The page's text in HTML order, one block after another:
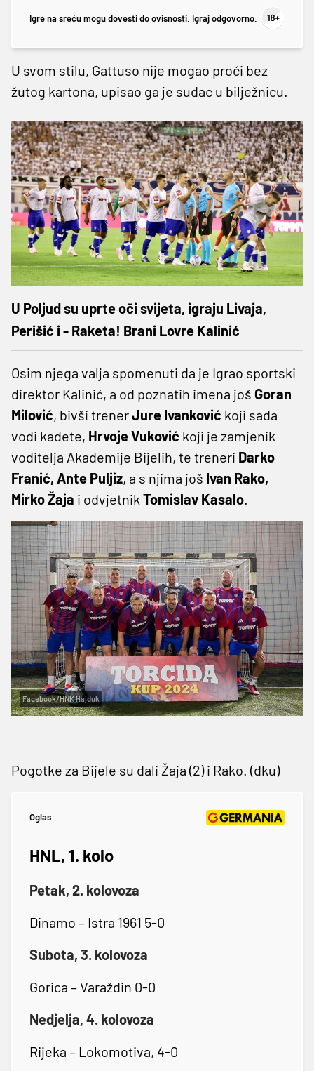
Igre na sreću mogu dovesti do ovisnosti. Igraj odgovorno.
U svom stilu, Gattuso nije mogao proći bez
žutog kartona, upisao ga je sudac u bilježnicu.
U Poljud su uprte oči svijeta, igraju Livaja,
Perišić i - Raketa! Brani Lovre Kalinić
Osim njega valja spomenuti da je Igrao sportski
direktor Kalinić, a od poznatih imena još Goran
Milović, bivši trenerJure Ivanković koji sada
vodi kadete, Hrvoje Vuković koji je zamjenik
voditelja Akademije Bijelih, te treneri Darko
Franić, Ante Puljiz, a s njima još Ivan Rako,
Mirko Žaja i odvjetnik Tomislav Kasalo.
Facebook/HNK Hajduk
Pogotke za Bijele su dali Žaja (2) i Rako. (dku)
Oglas
HNL, 1. kolo
Petak, 2. kolovoza
Dinamo – Istra 1961 5-0
Subota, 3. kolovoza
Gorica – Varaždin 0-0
Nedjelja, 4. kolovoza
Rijeka – Lokomotiva, 4-0